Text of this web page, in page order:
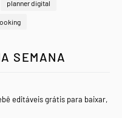
planner digital
SEMANA
editáveis grátis para baixar,